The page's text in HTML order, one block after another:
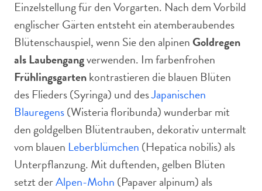
Einzelstellung für den Vorgarten. Nach dem Vorbild
englischer Gärten entsteht ein atemberaubendes
Blütenschauspiel, wenn Sie den alpinen Goldregen
als Laubengangverwenden. Im farbenfrohen
Frühlingsgartenkontrastieren die blauen Blüten
des Flieders (Syringa) und desJapanischen
Blauregens(Wisteria floribunda) wunderbar mit
den goldgelben Blütentrauben, dekorativ untermalt
vom blauen Leberblümchen (Hepatica nobilis) als
Unterpflanzung. Mit duftenden, gelben Blüten
setzt derAlpen-Mohn (Papaver alpinum) als